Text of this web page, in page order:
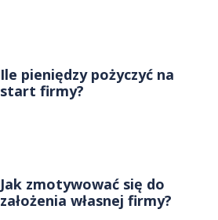
Ile pieniędzy pożyczyć na
start firmy?
Jak zmotywować się do
założenia własnej firmy?